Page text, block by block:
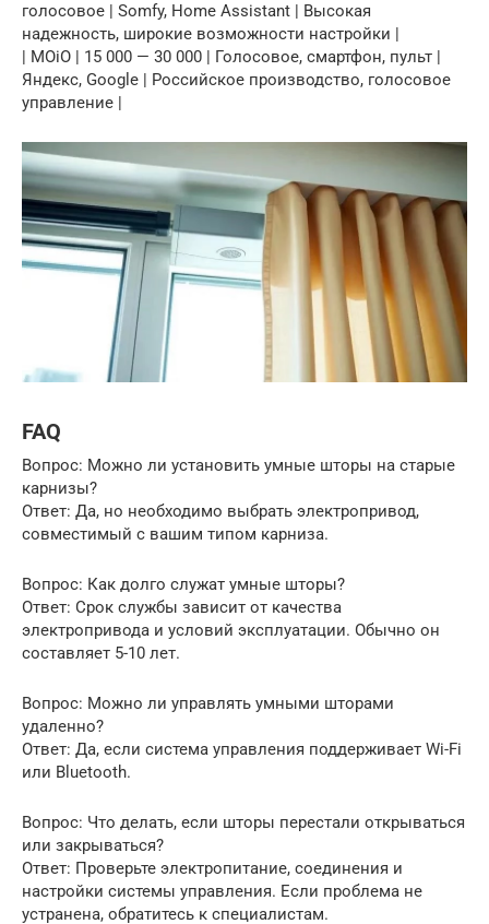
голосовое | Somfy, Home Assistant | Высокая
надежность, широкие возможности настройки |
| MOiO | 15 000 — 30 000 | Голосовое, смартфон, пульт |
Яндекс, Google | Российское производство, голосовое
управление |
FAQ
Вопрос: Можно ли установить умные шторы на старые
карнизы?
Ответ: Да, но необходимо выбрать электропривод,
совместимый с вашим типом карниза.
Вопрос: Как долго служат умные шторы?
Ответ: Срок службы зависит от качества
электропривода и условий эксплуатации. Обычно он
составляет 5-10 лет.
Вопрос: Можно ли управлять умными шторами
удаленно?
Ответ: Да, если система управления поддерживает Wi-Fi
или Bluetooth.
Вопрос: Что делать, если шторы перестали открываться
или закрываться?
Ответ: Проверьте электропитание, соединения и
настройки системы управления. Если проблема не
устранена, обратитесь к специалистам.